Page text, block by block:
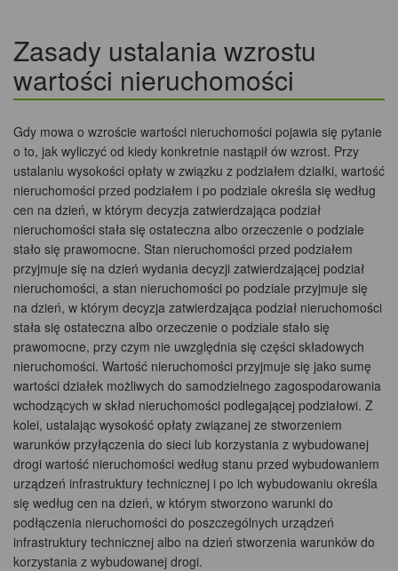
Zasady ustalania wzrostu
wartości nieruchomości
Gdy mowa o wzroście wartości nieruchomości pojawia się pytanie
o to, jak wyliczyć od kiedy konkretnie nastąpił ów wzrost. Przy
ustalaniu wysokości opłaty w związku z podziałem działki, wartość
nieruchomości przed podziałem i po podziale określa się według
cen na dzień, w którym decyzja zatwierdzająca podział
nieruchomości stała się ostateczna albo orzeczenie o podziale
stało się prawomocne. Stan nieruchomości przed podziałem
przyjmuje się na dzień wydania decyzji zatwierdzającej podział
nieruchomości, a stan nieruchomości po podziale przyjmuje się
na dzień, w którym decyzja zatwierdzająca podział nieruchomości
stała się ostateczna albo orzeczenie o podziale stało się
prawomocne, przy czym nie uwzględnia się części składowych
nieruchomości. Wartość nieruchomości przyjmuje się jako sumę
wartości działek możliwych do samodzielnego zagospodarowania
wchodzących w skład nieruchomości podlegającej podziałowi. Z
kolei, ustalając wysokość opłaty związanej ze stworzeniem
warunków przyłączenia do sieci lub korzystania z wybudowanej
drogi wartość nieruchomości według stanu przed wybudowaniem
urządzeń infrastruktury technicznej i po ich wybudowaniu określa
się według cen na dzień, w którym stworzono warunki do
podłączenia nieruchomości do poszczególnych urządzeń
infrastruktury technicznej albo na dzień stworzenia warunków do
korzystania z wybudowanej drogi.